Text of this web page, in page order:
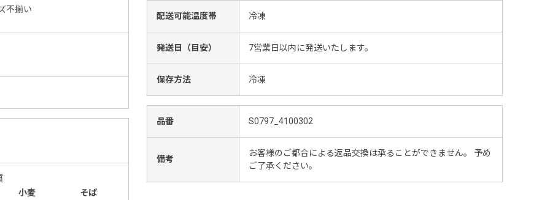
不揃い
小麦
そば
配送可能温度帯 冷凍
発送日（目安） 7営業日以内に発送いたします。
保存方法 冷凍
品番 S0797_4100302
備考
お客様のご都合による返品交換は承ることができません。 予め
ご了承ください。